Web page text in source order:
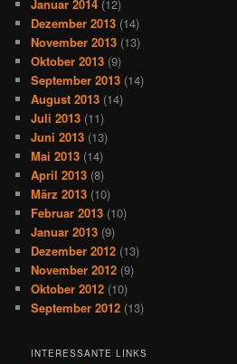
Januar 2014 (12)
Dezember 2013 (14)
November 2013 (13)
Oktober 2013 (9)
September 2013 (14)
August 2013 (14)
Juli 2013 (11)
Juni 2013 (13)
Mai 2013 (14)
April 2013 (8)
März 2013 (10)
Februar 2013 (10)
Januar 2013 (9)
Dezember 2012 (13)
November 2012 (9)
Oktober 2012 (10)
September 2012 (13)
INTERESSANTE LINKS